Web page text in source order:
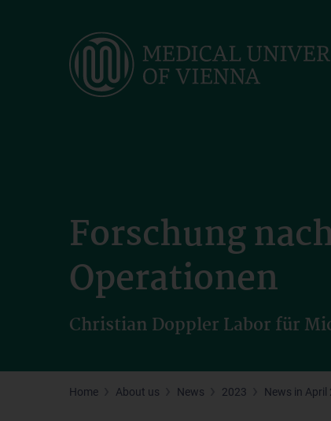
Forschung
Operationen
Christian Doppler Labor für
Home About us News 2023 News in April